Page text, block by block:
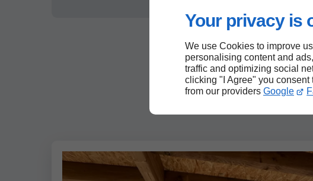
Your privacy is
We use Cookies to improve
personalising content and
traffic and optimizing social
clicking "I Agree" you consent
from our providers Google